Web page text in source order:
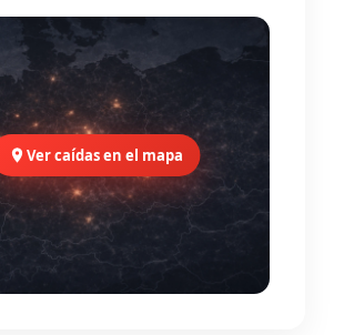
Ver caídas en el mapa